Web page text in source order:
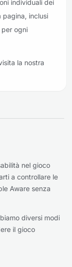
individuali dei
pagina, inclusi
ogni
la nostra
nel gioco
a controllare le
Aware senza
diversi modi
il gioco